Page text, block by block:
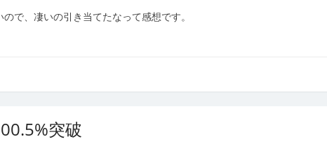
で、凄いの引き当てたなって感想です。
突破